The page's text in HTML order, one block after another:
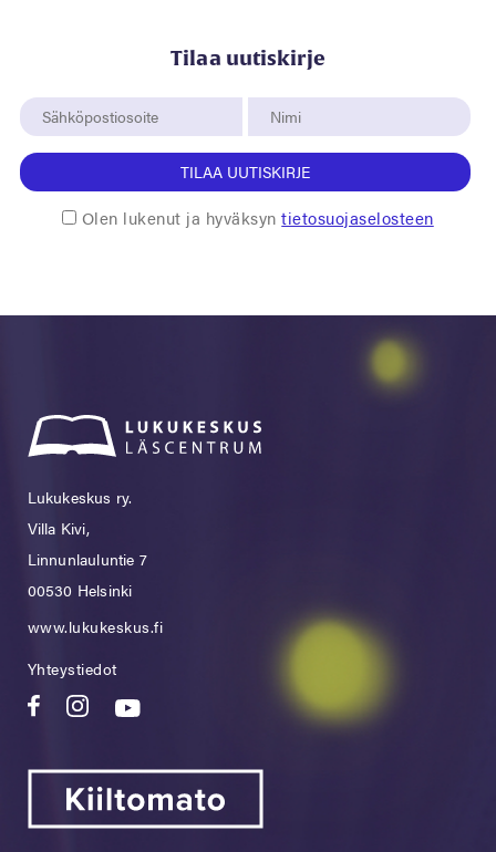
Tilaa uutiskirje
TILAA UUTISKIRJE
Olen lukenut ja hyväksyntietosuojaselosteen
Lukukeskus ry.
Villa Kivi,
Linnunlauluntie 7
00530 Helsinki
www.lukukeskus.fi
Yhteystiedot